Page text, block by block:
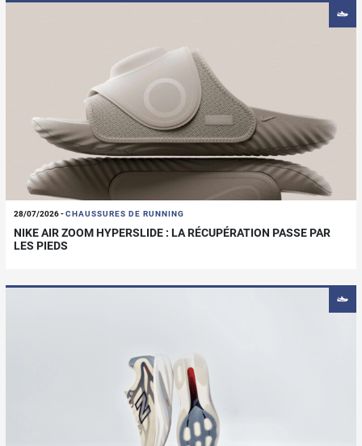
28/07/2026-CHAUSSURES DE RUNNING
NIKE AIR ZOOM HYPERSLIDE : LA RÉCUPÉRATION PASSE PAR
LES PIEDS